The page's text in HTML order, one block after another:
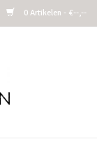
0 Artikelen - €--,--